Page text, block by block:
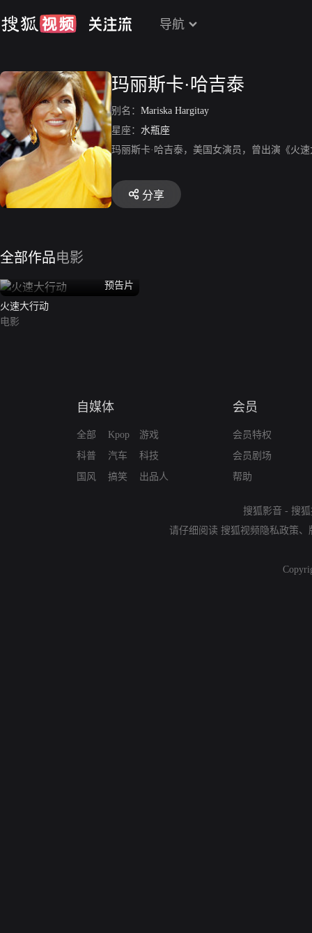
导航
玛丽斯卡·哈吉泰
别名： Mariska Hargitay
星座： 水瓶座
玛丽斯卡·哈吉泰，美国女演员，曾出演《火
分享
全部作品电影
预告片
火速大行动
电影
自媒体
全部
科普
国风
Kpop
汽车
搞笑
游戏
科技
出品人
会员
会员特权
会员剧场
帮助
搜狐影音 - 搜
请仔细阅读 搜狐视频隐私政策、